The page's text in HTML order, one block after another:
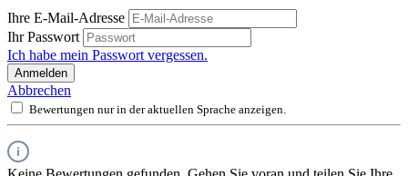
Ihre E-Mail-Adresse
Ihr Passwort
Ich habe mein Passwort vergessen.
Anmelden
Abbrechen
Bewertungen nur in der aktuellen Sprache anzeigen.